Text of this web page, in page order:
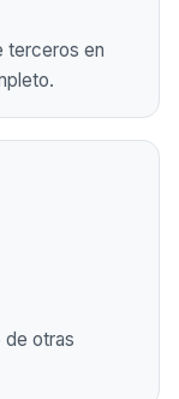
terceros en
de otras